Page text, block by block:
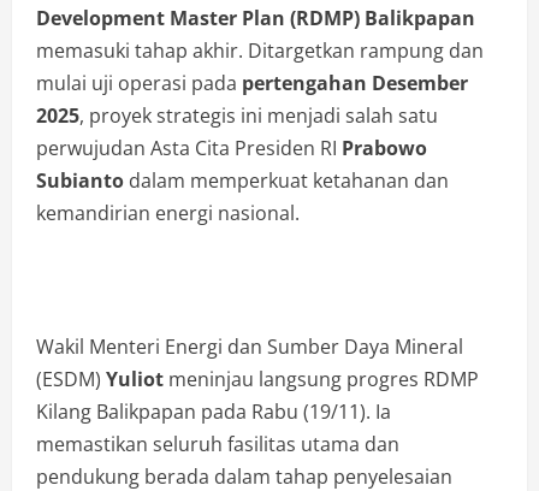
Development Master Plan (RDMP) Balikpapan
memasuki tahap akhir. Ditargetkan rampung dan
mulai uji operasi pada pertengahan Desember
2025, proyek strategis ini menjadi salah satu
perwujudan Asta Cita Presiden RI Prabowo
Subianto dalam memperkuat ketahanan dan
kemandirian energi nasional.
Wakil Menteri Energi dan Sumber Daya Mineral
(ESDM) Yuliot meninjau langsung progres RDMP
Kilang Balikpapan pada Rabu (19/11). Ia
memastikan seluruh fasilitas utama dan
pendukung berada dalam tahap penyelesaian